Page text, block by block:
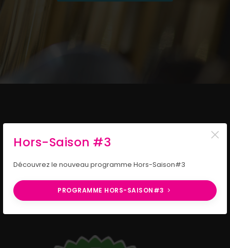
Hors-Saison #3
Découvrez le nouveau programme Hors-Saison#3
PROGRAMME HORS-SAISON#3
×